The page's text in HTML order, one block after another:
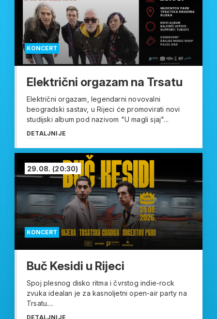
KONCERT
Električni orgazam na Trsatu
Električni orgazam, legendarni novovalni
beogradski sastav, u Rijeci će promovirati novi
studijski album pod nazivom "U magli sjaj"...
DETALJNIJE
KONCERT
29.08. (20:30)
Buč Kesidi u Rijeci
Spoj plesnog disko ritma i čvrstog indie-rock
zvuka idealan je za kasnoljetni open-air party na
Trsatu....
DETALJNIJE